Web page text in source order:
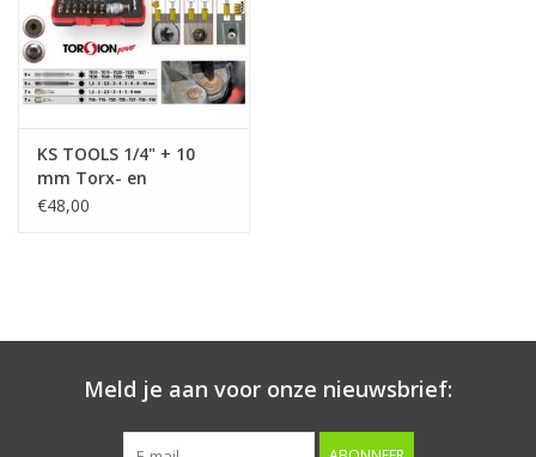
Diagnose & meten
Handgereedschap
Luchtgereedschap
KS TOOLS 1/4" + 10
mm Torx- en
inbusboutuitdraaiset,
€48,00
Meld je aan voor onze nieuwsbrief: